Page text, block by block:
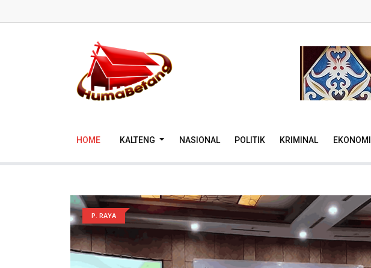
HOME KALTENG NASIONAL POLITIK KRIMINAL EKONOMI
P. RAYA